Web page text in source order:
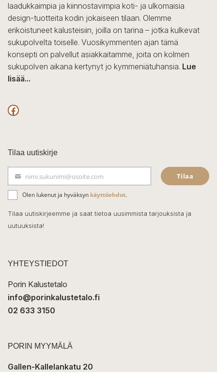
laadukkaimpia ja kiinnostavimpia koti- ja ulkomaisia
design-tuotteita kodin jokaiseen tilaan. Olemme
erikoistuneet kalusteisiin, joilla on tarina – jotka kulkevat
sukupolvelta toiselle. Vuosikymmenten ajan tämä
konsepti on palvellut asiakkaitamme, joita on kolmen
sukupolven aikana kertynyt jo kymmeniätuhansia. Lue
lisää...
F
c
e
b
o
o
k
Tilaa uutiskirje
ä
h
k
t
nimi.sukunimi@osoite.com Tilaa
Olen lukenut ja hyväksyn käyttöehdot.
Tilaa uutiskirjeemme ja saat tietoa uusimmista tarjouksista ja
uutuuksista!
YHTEYSTIEDOT
Porin Kalustetalo
info@porinkalustetalo.fi
02 633 3150
PORIN MYYMÄLÄ
Gallen-Kallelankatu 20